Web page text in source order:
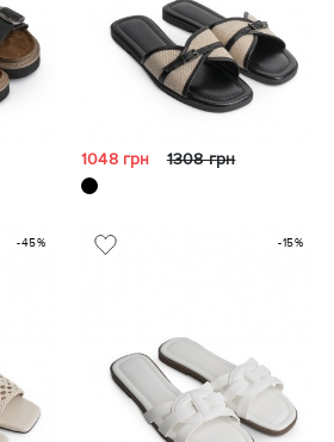
1048 грн 1308 грн
-45% -15%